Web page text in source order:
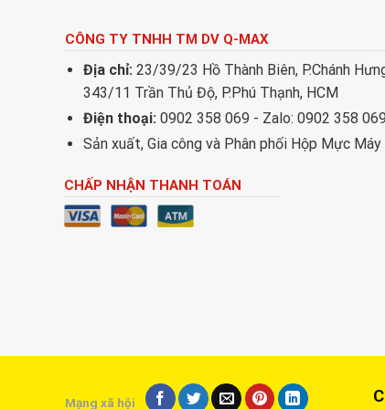
CÔNG TY TNHH TM DV Q-MAX
Địa chỉ: 23/39/23 Hồ Thành Biên, P.Chánh
343/11 Trần Thủ Độ, P.Phú Thạnh, HCM
Điện thoại: 0902 358 069 - Zalo: 0902 358 069
Sản xuất, Gia công và Phân phối Hộp Mực Máy
CHẤP NHẬN THANH TOÁN
Mạng xã hội